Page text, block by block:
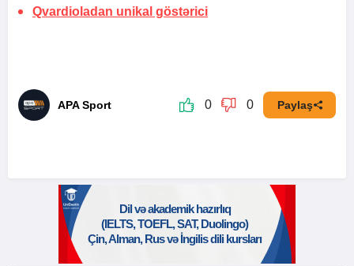
Qvardioladan unikal göstərici
APA Sport 0 0 Paylaş